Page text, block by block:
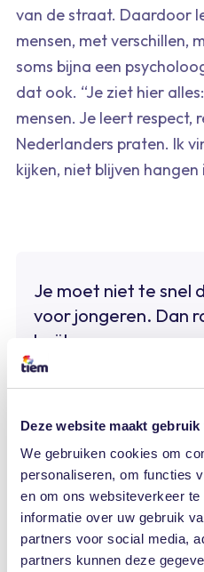
Deze website maakt
We gebruiken cookies om
personaliseren, om functies
en om ons websiteverkeer
informatie over uw gebruik
partners voor social media,
partners kunnen deze
van de straat. Daardoor
mensen, met verschillen,
soms bijna een
dat ook. “Je ziet hier
mensen. Je leert respect,
Nederlanders praten. Ik
kijken, niet blijven hangen
Je moet niet te snel
voor jongeren. Dan
kwijt.
Maar de overgang was
Andere afspraken, op